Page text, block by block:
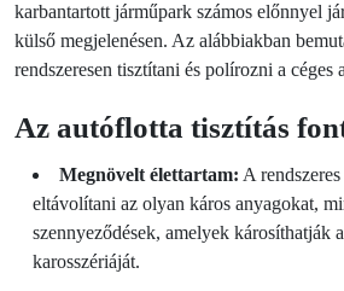
karbantartott járműpark számos előnnyel
külső megjelenésen. Az alábbiakban
rendszeresen tisztítani és polírozni a céges
Az autóflotta tisztítás
Megnövelt élettartam: A
eltávolítani az olyan káros anyagokat,
szennyeződések, amelyek károsíthatják
karosszériáját.